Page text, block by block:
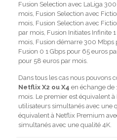
Fusion Selection avec LaLiga
mois, Fusion Selection avec
mois, Fusion Selection avec
par mois, Fusion Initiates Infinite
mois, Fusion démarre 300 Mbps
Fusion 0 1 Gbps pour 65 euros
pour 58 euros par mois.
Dans tous les cas nous pouvons
Netflix X2 ou X4 en échange de
mois. Le premier est équivalent
utilisateurs simultanés avec une
équivalent à Netflix Premium
simultanés avec une qualité 4K.